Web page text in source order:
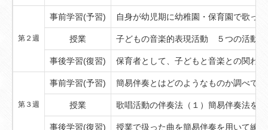
第２週
事前学習(予習) 自身が幼児期に幼稚園・保育園で歌っ
授業 子どもの音楽的表現活動 ５つの活動を
事後学習(復習) 保育者として、子どもと音楽との関わ
第３週
事前学習(予習) 簡易伴奏とはどのようなものか調べて
授業 歌唱活動の伴奏法（１）簡易伴奏法を
事後学習(復習) 授業で扱った曲を簡易伴奏を用いて練